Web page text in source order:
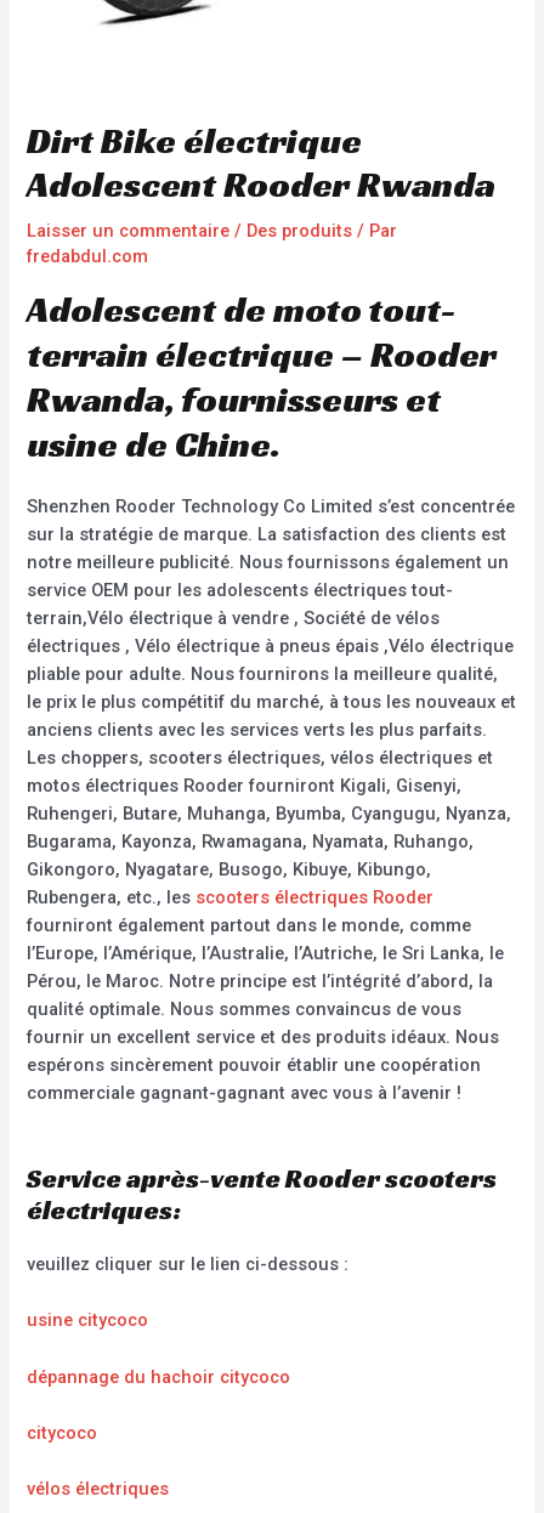
Dirt Bike électrique
Adolescent Rooder Rwanda
Laisser un commentaire / Des produits / Par
fredabdul.com
Adolescent de moto tout-
terrain électrique – Rooder
Rwanda, fournisseurs et
usine de Chine.
Shenzhen Rooder Technology Co Limited s’est concentrée
sur la stratégie de marque. La satisfaction des clients est
notre meilleure publicité. Nous fournissons également un
service OEM pour les adolescents électriques tout-
terrain,Vélo électrique à vendre , Société de vélos
électriques , Vélo électrique à pneus épais ,Vélo électrique
pliable pour adulte. Nous fournirons la meilleure qualité,
le prix le plus compétitif du marché, à tous les nouveaux et
anciens clients avec les services verts les plus parfaits.
Les choppers, scooters électriques, vélos électriques et
motos électriques Rooder fourniront Kigali, Gisenyi,
Ruhengeri, Butare, Muhanga, Byumba, Cyangugu, Nyanza,
Bugarama, Kayonza, Rwamagana, Nyamata, Ruhango,
Gikongoro, Nyagatare, Busogo, Kibuye, Kibungo,
Rubengera, etc., les scooters électriques Rooder
fourniront également partout dans le monde, comme
l’Europe, l’Amérique, l’Australie, l’Autriche, le Sri Lanka, le
Pérou, le Maroc. Notre principe est l’intégrité d’abord, la
qualité optimale. Nous sommes convaincus de vous
fournir un excellent service et des produits idéaux. Nous
espérons sincèrement pouvoir établir une coopération
commerciale gagnant-gagnant avec vous à l’avenir !
Service après-vente Rooder scooters
électriques:
veuillez cliquer sur le lien ci-dessous :
usine citycoco
dépannage du hachoir citycoco
citycoco
vélos électriques